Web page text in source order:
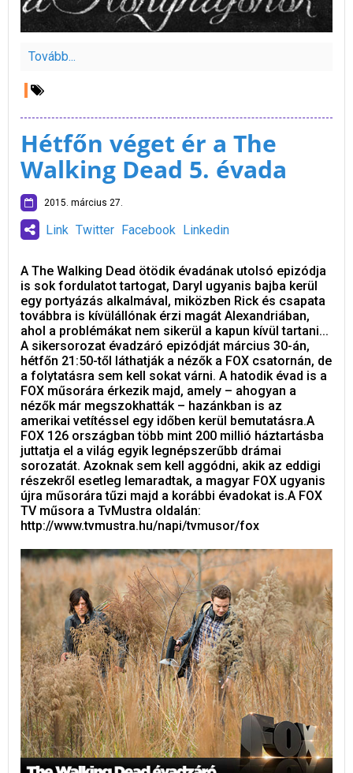
Tovább...
Hétfőn véget ér a The
Walking Dead 5. évada
2015. március 27.
Link Twitter Facebook Linkedin
A The Walking Dead ötödik évadának utolsó epizódja
is sok fordulatot tartogat, Daryl ugyanis bajba kerül
egy portyázás alkalmával, miközben Rick és csapata
továbbra is kívülállónak érzi magát Alexandriában,
ahol a problémákat nem sikerül a kapun kívül tartani...
A sikersorozat évadzáró epizódját március 30-án,
hétfőn 21:50-től láthatják a nézők a FOX csatornán, de
a folytatásra sem kell sokat várni. A hatodik évad is a
FOX műsorára érkezik majd, amely – ahogyan a
nézők már megszokhatták – hazánkban is az
amerikai vetítéssel egy időben kerül bemutatásra.A
FOX 126 országban több mint 200 millió háztartásba
juttatja el a világ egyik legnépszerűbb drámai
sorozatát. Azoknak sem kell aggódni, akik az eddigi
részekről esetleg lemaradtak, a magyar FOX ugyanis
újra műsorára tűzi majd a korábbi évadokat is.A FOX
TV műsora a TvMustra oldalán:
http://www.tvmustra.hu/napi/tvmusor/fox